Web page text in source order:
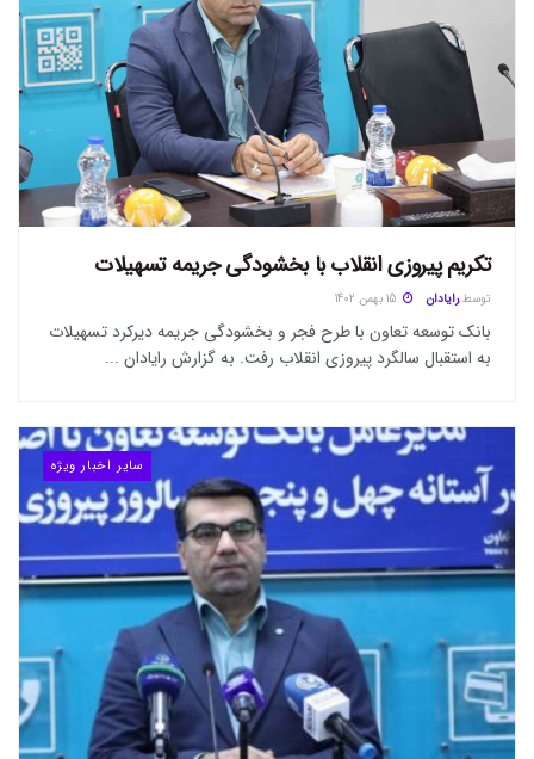
تکریم پیروزی انقلاب با بخشودگی جریمه تسهیلات
توسط رایادان
بانک توسعه تعاون با طرح فجر و بخشودگی جریمه دیرکرد تسهیلات
به استقبال سالگرد پیروزی انقلاب رفت. به گزارش رایادان ...
سایر اخبار ویژه